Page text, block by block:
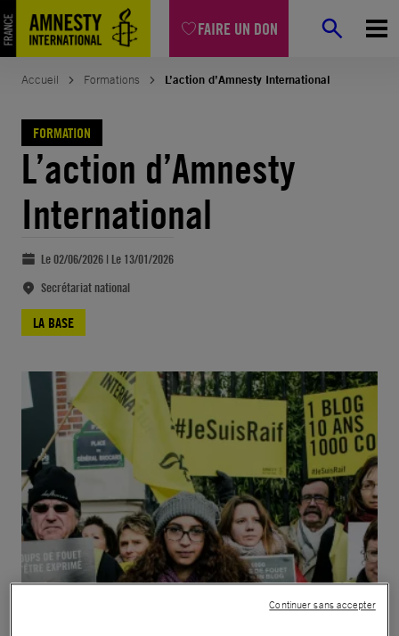
FAIRE UN DON
Aller
au
contenu
Accueil Formations L’action d’Amnesty International
FORMATION
L’action d’Amnesty
International
Le 02/06/2026 | Le 13/01/2026
Secrétariat national
LA BASE
Continuer sans accepter